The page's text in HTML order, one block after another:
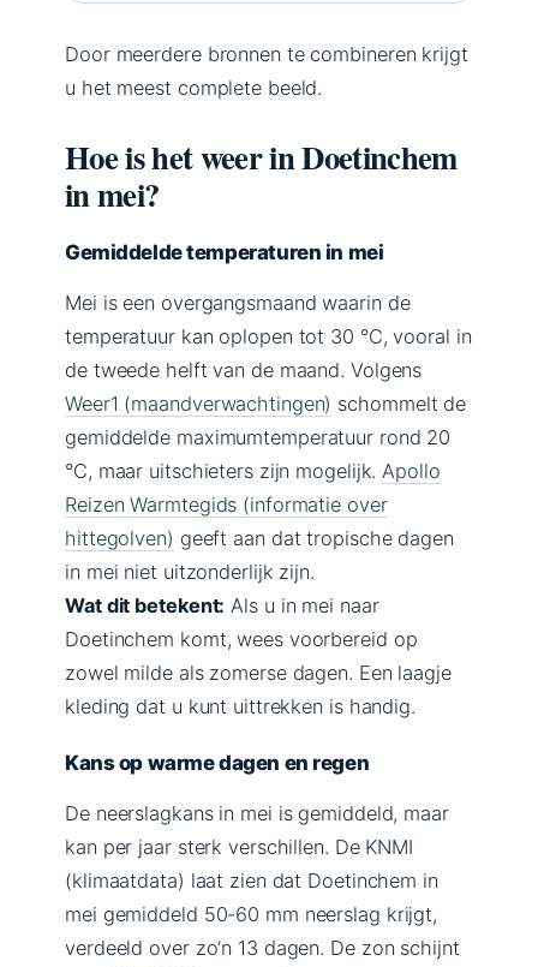
Door meerdere bronnen te combineren krijgt
u het meest complete beeld.
Hoe is het weer in Doetinchem
in mei?
Gemiddelde temperaturen in mei
Mei is een overgangsmaand waarin de
temperatuur kan oplopen tot 30 °C, vooral in
de tweede helft van de maand. Volgens
Weer1 (maandverwachtingen) schommelt de
gemiddelde maximumtemperatuur rond 20
°C, maar uitschieters zijn mogelijk. Apollo
Reizen Warmtegids (informatie over
hittegolven) geeft aan dat tropische dagen
in mei niet uitzonderlijk zijn.
Wat dit betekent: Als u in mei naar
Doetinchem komt, wees voorbereid op
zowel milde als zomerse dagen. Een laagje
kleding dat u kunt uittrekken is handig.
Kans op warme dagen en regen
De neerslagkans in mei is gemiddeld, maar
kan per jaar sterk verschillen. De KNMI
(klimaatdata) laat zien dat Doetinchem in
mei gemiddeld 50-60 mm neerslag krijgt,
verdeeld over zo’n 13 dagen. De zon schijnt